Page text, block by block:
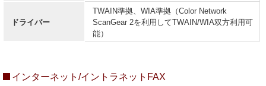
ドライバー
TWAIN準拠、WIA準拠（Color Network
ScanGear 2を利用してTWAIN/WIA双方利用可
能）
インターネット/イントラネットFAX